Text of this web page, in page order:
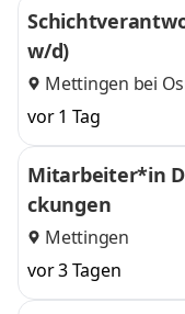
w/d)
Mettingen bei
vor 1 Tag
Mitarbeiter*in
ckungen
Mettingen
vor 3 Tagen